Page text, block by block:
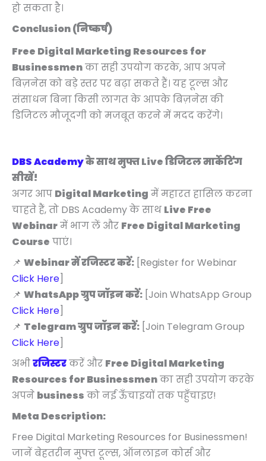
हो सकता है।
Conclusion (निष्कर्ष)
Free Digital Marketing Resources for
Businessmenका सही उपयोग करके, आप अपने
बिज़नेस को बड़े स्तर पर बढ़ा सकते हैं। यह टूल्स और
संसाधन बिना किसी लागत के आपके बिज़नेस की
डिजिटल मौजूदगी को मजबूत करने में मदद करेंगे।
DBS Academyके साथ मुफ्त Live डिजिटल मार्केटिंग
सीखें!
अगर आप Digital Marketing में महारत हासिल करना
चाहते हैं, तो DBS Academy के साथ Live Free
Webinarमें भाग लें और Free Digital Marketing
Course पाएं।
📌 Webinar में रजिस्टर करें: [Register for Webinar
Click Here]
📌 WhatsApp ग्रुप जॉइन करें: [Join WhatsApp Group
Click Here]
📌 Telegram ग्रुप जॉइन करें: [Join Telegram Group
Click Here]
अभीरजिस्टरकरें और Free Digital Marketing
Resources for Businessmenका सही उपयोग करके
अपने business को नई ऊँचाइयों तक पहुँचाइए!
Meta Description:
Free Digital Marketing Resources for Businessmen!
जानें बेहतरीन मुफ्त टूल्स, ऑनलाइन कोर्स और